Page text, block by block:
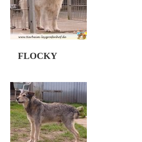
zurecht. Damals wurde entschieden
das er bei uns bleiben wird,da er in
Trixie seinen Menschen gefunden hat.
Leider ist es nun an der Zeit für ihn […]
FLOCKY
Rumänien. Der junge Rüde wird auf ca.
1,5 Jahre geschätzt. Unser Radu
konnte die Fellnase spät abends
während der Arbeit sichern. Der
Jungspund ist noch etwas schüchtern,
aber zeigt bereits jetzt Ansätze das er